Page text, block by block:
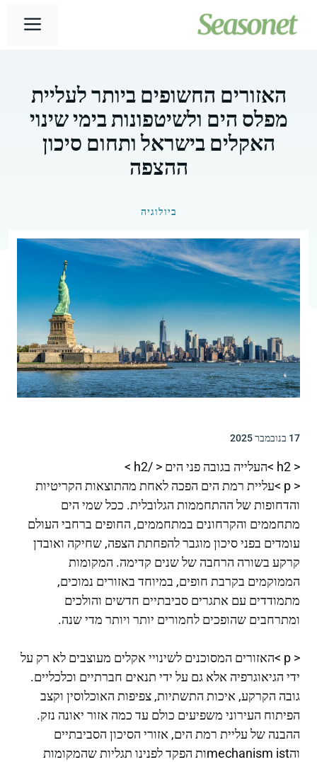
לתוכן
האזורים החשופים ביותר לעליית
מפלס הים ולשיטפונות בימי שינוי
האקלים בישראל ותחום סיכון
ההצפה
ביולוגיה
17 בנובמבר 2025
< h2 >העלייה בגובה פני הים < /h2 >
< p >עליית רמת הים הפכה לאחת מהתוצאות הקריטיות
והדחופות של ההתחממות הגלובלית. ככל שמי הים
מתחממים והקרחונים במתחממים, החופים ברחבי העולם
עומדים בפני סיכון מוגבר להפחתת הצפה, שחיקה ואובדן
קרקע בשורה הרחבה של שנים קדימה. המקומות
הממוקמים בקרבת חופים, במיוחד באזורים נמוכים,
מתמודדים עם אתגרים סביבתיים חדשים והולכים
ומתרחבים שהופכים לחמורים יותר ויותר מדי שנה.
< p >האזורים המסוכנים לשינויי אקלים מעוצבים לא רק על
ידי הגיאוגרפיה אלא גם על ידי תנאים חברתיים וכלכליים.
גובה הקרקע, איכות התשתיות, צפיפות האוכלוסין וקצב
הפיתוח העירוני משפיעים כולם עד כמה אזור יאונה נזק.
ההבנה של עליית רמת הים, אזורי הסיכון הסביבתיים
והmechanism istות הפקד לפנינו תגליות שהמקומות